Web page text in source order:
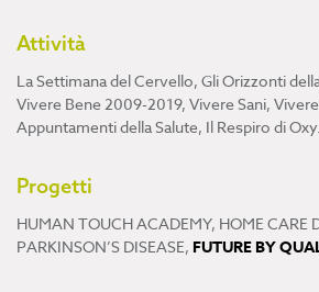
Attività
La Settimana del Cervello, Gli Orizzonti
Vivere Bene 2009-2019, Vivere Sani,
Appuntamenti della Salute, Il Respiro di
Progetti
HUMAN TOUCH ACADEMY, HOME CARE
PARKINSON’S DISEASE, FUTURE BY